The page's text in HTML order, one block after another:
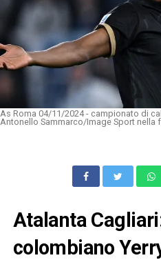
As Roma 04/11/2024 - campionato di
Antonello Sammarco/Image Sport nella
Atalanta
colombiano